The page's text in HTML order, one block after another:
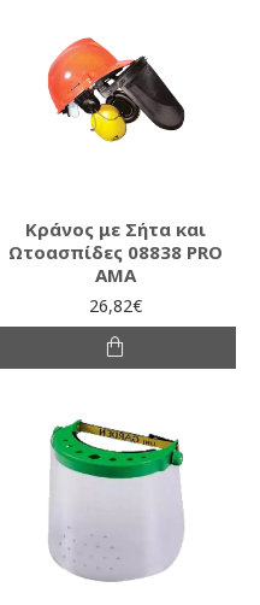
Κράνος με Σήτα και
Ωτοασπίδες 08838 PRO
AMA
26,82€